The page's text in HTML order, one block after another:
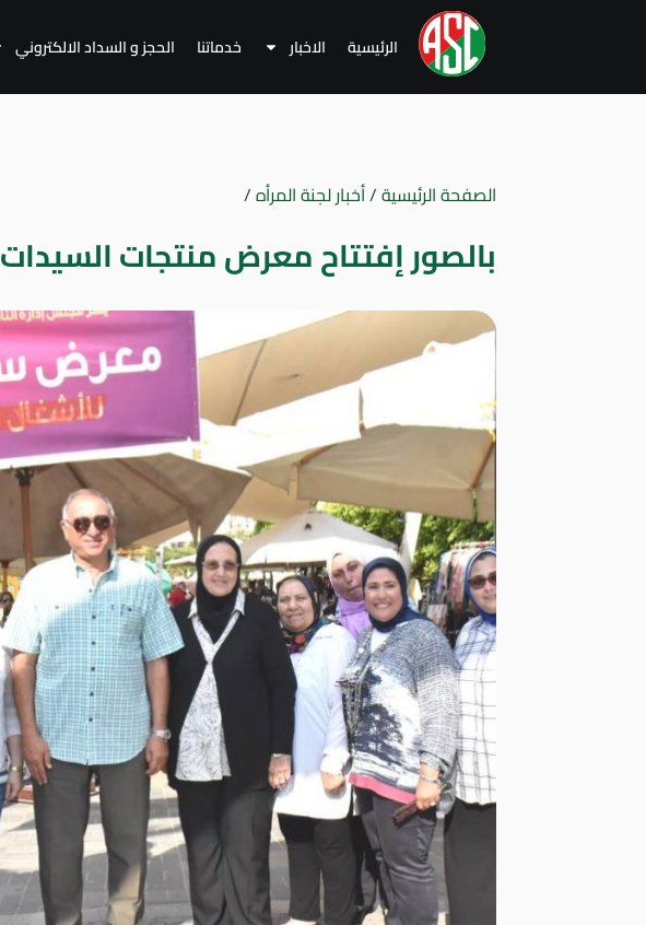
الرئيسية الاخبار خدماتنا الحجز و السداد الالكتروني
الصفحة الرئيسية/أخبار لجنة المرأه/
بالصور إفتتاح معرض منتجات السيدات